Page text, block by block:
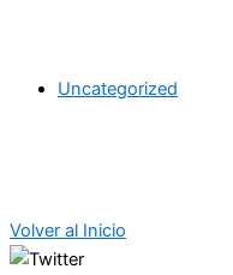
Uncategorized
Volver al Inicio